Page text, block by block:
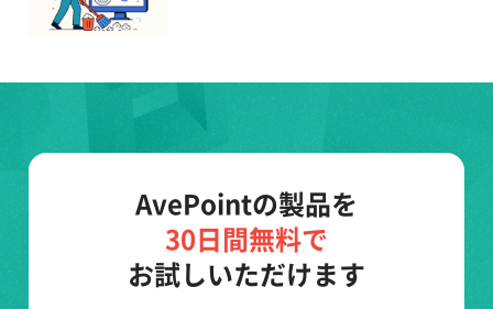
AvePointの製品を
30日間無料で
お試しいただけます